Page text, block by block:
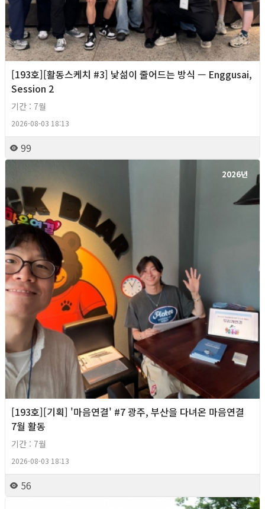
[193호][활동스케치 #3] 낯섦이 줄어드는 방식 — Enggusai,
Session 2
기간 : 7월
2026-08-03 18:13
99
2026년
[193호][기획] '마음연결' #7 광주, 부산을 다녀온 마음연결
7월 활동
기간 : 7월
2026-08-03 18:13
56